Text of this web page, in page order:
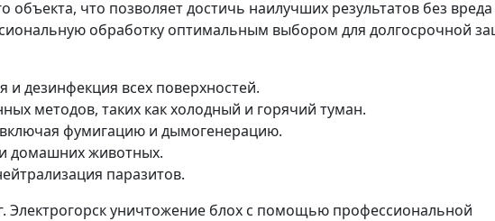
объекта, что позволяет достичь наилучших результатов без вреда
обработку оптимальным выбором для долгосрочной
и дезинфекция всех поверхностей.
методов, таких как холодный и горячий туман.
фумигацию и дымогенерацию.
домашних животных.
паразитов.
Электрогорск уничтожение блох с помощью профессиональной